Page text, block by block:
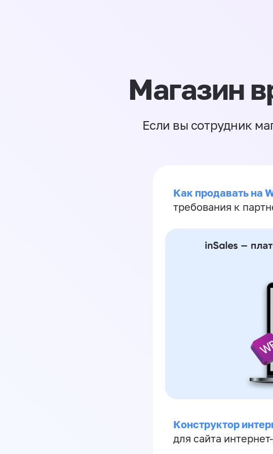
Магазин
Если вы сотрудник
Как продавать на
требования к
Конструктор
для сайта